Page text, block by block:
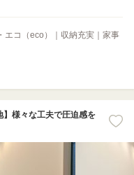
エコ（eco）｜収納充実｜家事
】様々な工夫で圧迫感を